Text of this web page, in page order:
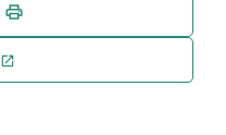
print
open_in_new